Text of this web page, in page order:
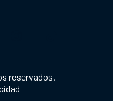
reservados.